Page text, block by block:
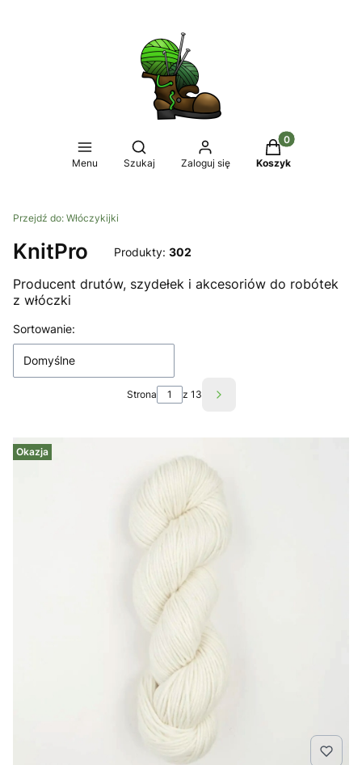
Menu
Otwórz wyszukiwarkę
Szukaj Zaloguj się
Produkty w
Koszyk
Przejdź do: Włóczykijki
KnitPro Produkty: 302
Producent drutów, szydełek i akcesoriów do robótek
z włóczki
Lista produktów
Sortowanie:
Domyślne
Strona z 13 Następne produkty
Okazja